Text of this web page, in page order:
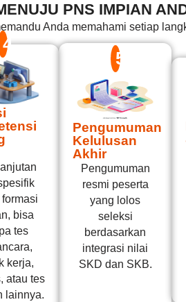
PNS IMPIAN
Anda memahami setiap
4
bisa
tes
kerja,
atau tes
lainnya.
5
Pengumuman
Kelulusan
Akhir
Pengumuman
resmi peserta
yang lolos
seleksi
berdasarkan
integrasi nilai
SKD dan SKB.